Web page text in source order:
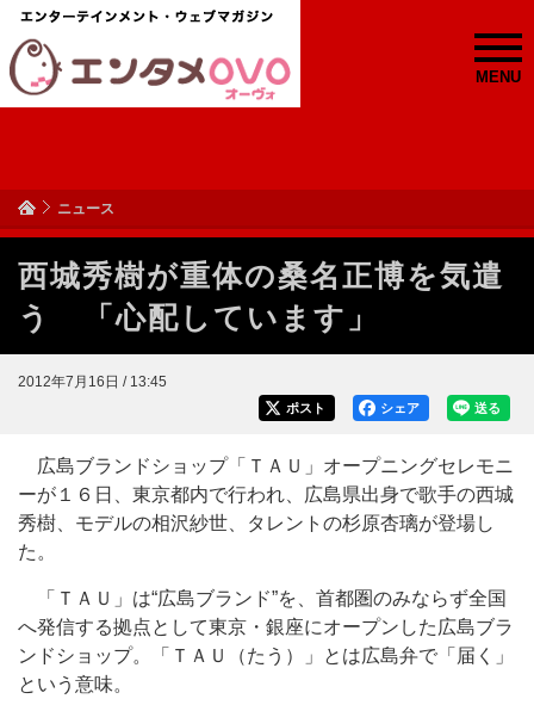
MENU
ニュース
西城秀樹が重体の桑名正博を気遣
う 「心配しています」
2012年7月16日 / 13:45
送る
シェア
ポスト
広島ブランドショップ「ＴＡＵ」オープニングセレモニ
ーが１６日、東京都内で行われ、広島県出身で歌手の西城
秀樹、モデルの相沢紗世、タレントの杉原杏璃が登場し
た。
「ＴＡＵ」は“広島ブランド”を、首都圏のみならず全国
へ発信する拠点として東京・銀座にオープンした広島ブラ
ンドショップ。「ＴＡＵ（たう）」とは広島弁で「届く」
という意味。